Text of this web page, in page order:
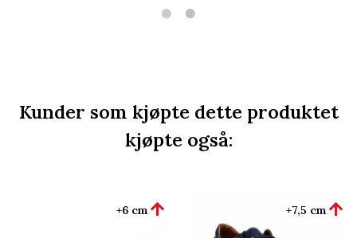
Kunder som kjøpte dette produktet
kjøpte også:
+6 cm  +7,5 cm 